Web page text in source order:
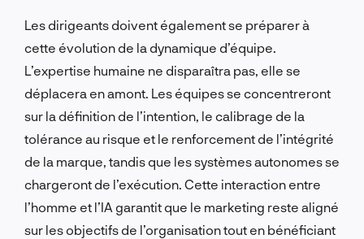
Les dirigeants doivent également se préparer à
cette évolution de la dynamique d’équipe.
L’expertise humaine ne disparaîtra pas, elle se
déplacera en amont. Les équipes se concentreront
sur la définition de l’intention, le calibrage de la
tolérance au risque et le renforcement de l’intégrité
de la marque, tandis que les systèmes autonomes se
chargeront de l’exécution. Cette interaction entre
l’homme et l’IA garantit que le marketing reste aligné
sur les objectifs de l’organisation tout en bénéficiant